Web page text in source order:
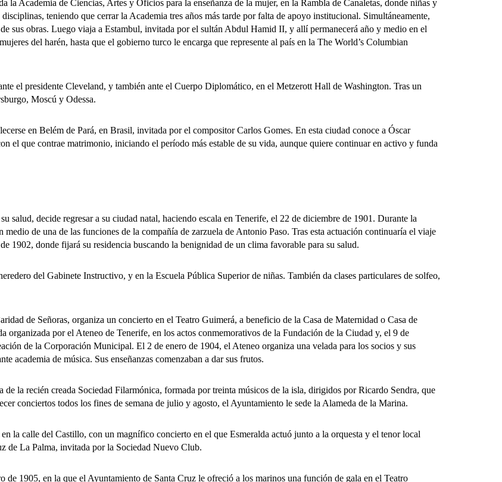
la Academia de Ciencias, Artes y Oficios para la enseñanza de la mujer, en la Rambla de Canaletas, donde niñas y
teniendo que cerrar la Academia tres años más tarde por falta de apoyo institucional. Simultáneamente,
sus obras. Luego viaja a Estambul, invitada por el sultán Abdul Hamid II, y allí permanecerá año y medio en el
del harén, hasta que el gobierno turco le encarga que represente al país en la The World’s Columbian
el presidente Cleveland, y también ante el Cuerpo Diplomático, en el Metzerott Hall de Washington. Tras un
Moscú y Odessa.
en Belém de Pará, en Brasil, invitada por el compositor Carlos Gomes. En esta ciudad conoce a Óscar
el que contrae matrimonio, iniciando el período más estable de su vida, aunque quiere continuar en activo y funda
decide regresar a su ciudad natal, haciendo escala en Tenerife, el 22 de diciembre de 1901. Durante la
de una de las funciones de la compañía de zarzuela de Antonio Paso. Tras esta actuación continuaría el viaje
1902, donde fijará su residencia buscando la benignidad de un clima favorable para su salud.
del Gabinete Instructivo, y en la Escuela Pública Superior de niñas. También da clases particulares de solfeo,
de Señoras, organiza un concierto en el Teatro Guimerá, a beneficio de la Casa de Maternidad o Casa de
organizada por el Ateneo de Tenerife, en los actos conmemorativos de la Fundación de la Ciudad y, el 9 de
de la Corporación Municipal. El 2 de enero de 1904, el Ateneo organiza una velada para los socios y sus
academia de música. Sus enseñanzas comenzaban a dar sus frutos.
recién creada Sociedad Filarmónica, formada por treinta músicos de la isla, dirigidos por Ricardo Sendra, que
conciertos todos los fines de semana de julio y agosto, el Ayuntamiento le sede la Alameda de la Marina.
calle del Castillo, con un magnífico concierto en el que Esmeralda actuó junto a la orquesta y el tenor local
de La Palma, invitada por la Sociedad Nuevo Club.
1905, en la que el Ayuntamiento de Santa Cruz le ofreció a los marinos una función de gala en el Teatro